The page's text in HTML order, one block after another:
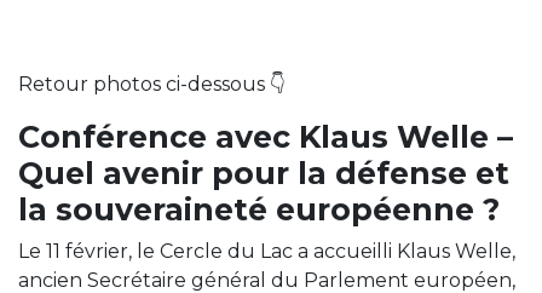
Retour photos ci-dessous 👇
Conférence avec Klaus Welle –
Quel avenir pour la défense et
la souveraineté européenne ?
Le 11 février, le Cercle du Lac a accueilli Klaus Welle,
ancien Secrétaire général du Parlement européen,